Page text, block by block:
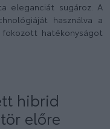
eleganciát sugároz. A
használva a
hatékonyságot
hibrid
előre